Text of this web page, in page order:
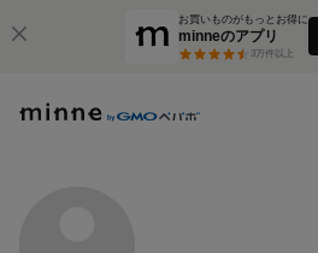
お買いものがもっとお得に
minneのアプリ
3万件以上